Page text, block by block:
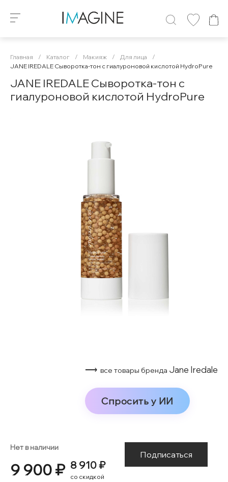
Главная / Каталог / Макияж / Для лица
/
JANE IREDALE Сыворотка-тон с гиалуроновой кислотой HydroPure
JANE IREDALE Сыворотка-тон с
гиалуроновой кислотой HydroPure
⟶ все товары бренда Jane Iredale
Спросить у ИИ
Нет в наличии
9 900 ₽ 8 910 ₽
со скидкой
Подписаться